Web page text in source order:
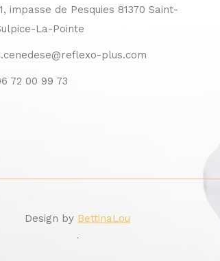
impasse de Pesquies 81370 Saint-
La-Pointe
plus.com
72 00 99 73
Design by BettinaLou
.